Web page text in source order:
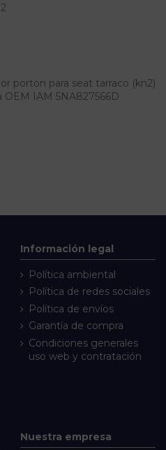
porton para seat tarraco (kn2)
OEM IAM 5NA827566D
Información legal
Política ambiental
Política de redes sociales
Política de envíos
Garantía de compra
Condiciones generales
uso web y contratación
Nuestra empresa